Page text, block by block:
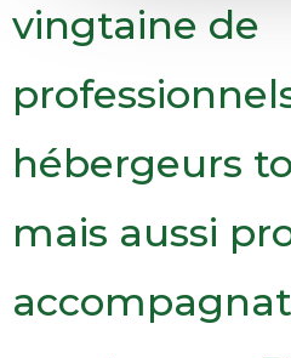
vingtaine de
hébergeurs
mais aussi